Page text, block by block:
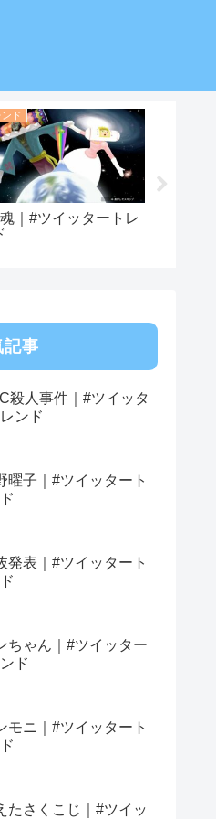
ンド
｜#ツイッタートレ
記事
殺人事件｜#ツイッタ
ンド
曜子｜#ツイッタート
発表｜#ツイッタート
ちゃん｜#ツイッター
ド
モニ｜#ツイッタート
たさくこじ｜#ツイッ